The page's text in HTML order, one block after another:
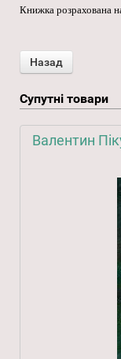
Книжка розрахована
Супутні товари
Валентин